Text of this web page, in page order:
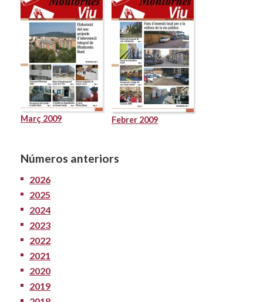
Març 2009 Febrer 2009
Números anteriors
2026
2025
2024
2023
2022
2021
2020
2019